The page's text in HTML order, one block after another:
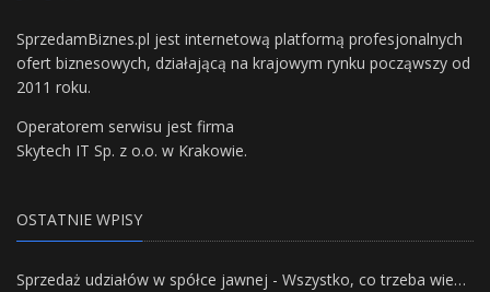
SprzedamBiznes.pl jest internetową platformą profesjonalnych
ofert biznesowych, działającą na krajowym rynku począwszy od
2011 roku.
Operatorem serwisu jest firma
Skytech IT Sp. z o.o. w Krakowie.
OSTATNIE WPISY
Sprzedaż udziałów w spółce jawnej - Wszystko, co trzeba wiedzieć.